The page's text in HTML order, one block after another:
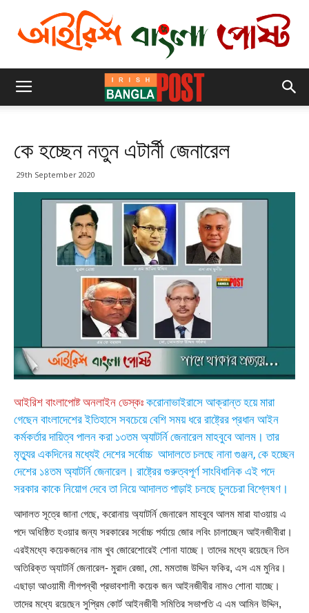
কে হচ্ছেন নতুন এটার্নী জেনারেল
29th September 2020
আইরিশ বাংলাপোষ্ট অনলাইন ডেস্কঃ করোনাভাইরাসে আক্রান্ত হয়ে মারা
গেছেন বাংলাদেশের ইতিহাসে সবচেয়ে বেশি সময় ধরে রাষ্ট্রের প্রধান আইন
কর্মকর্তার দায়িত্ব পালন করা ১৩তম অ্যাটর্নি জেনারেল মাহবুবে আলম। তার
মৃত্যুর একদিনের মধ্যেই দেশের সর্বোচ্চ আদালতে চলছে নানা গুঞ্জন, কে হচ্ছেন
দেশের ১৪তম অ্যাটর্নি জেনারেল। রাষ্ট্রের গুরুত্বপূর্ণ সাংবিধানিক এই পদে
সরকার কাকে নিয়োগ দেবে তা নিয়ে আদালত পাড়াই চলছে চুলচেরা বিশ্লেষণ।
আদালত সূত্রে জানা গেছে, করোনায় অ্যাটর্নি জেনারেল মাহবুবে আলম মারা যাওয়ায় এ
পদে অধিষ্ঠিত হওয়ার জন্য সরকারের সর্বোচ্চ পর্যায়ে জোর লবিং চালাচ্ছেন আইনজীবীরা।
এরইমধ্যে কয়েকজনের নাম খুব জোরেশোরেই শোনা যাচ্ছে। তাদের মধ্যে রয়েছেন তিন
অতিরিক্ত অ্যাটর্নি জেনারেল- মুরাদ রেজা, মো. মমতাজ উদ্দিন ফকির, এস এম মুনির।
এছাড়া আওয়ামী লীগপন্থী প্রভাবশালী কয়েক জন আইনজীবীর নামও শোনা যাচ্ছে।
তাদের মধ্যে রয়েছেন সুপ্রিম কোর্ট আইনজীবী সমিতির সভাপতি এ এম আমিন উদ্দিন,